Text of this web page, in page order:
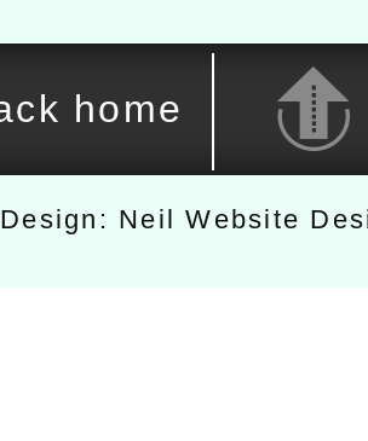
home
Neil Website